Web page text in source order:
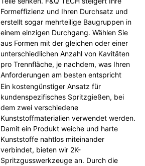
Formeffizienz und Ihren Durchsatz und
erstellt sogar mehrteilige Baugruppen in
einem einzigen Durchgang. Wählen Sie
aus Formen mit der gleichen oder einer
unterschiedlichen Anzahl von Kavitäten
pro Trennfläche, je nachdem, was Ihren
Anforderungen am besten entspricht
Ein kostengünstiger Ansatz für
kundenspezifisches Spritzgießen, bei
dem zwei verschiedene
Kunststoffmaterialien verwendet werden.
Damit ein Produkt weiche und harte
Kunststoffe nahtlos miteinander
verbindet, bieten wir 2K-
Spritzgusswerkzeuge an. Durch die